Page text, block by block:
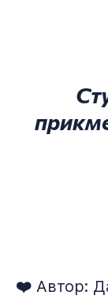
❤️ Автор: